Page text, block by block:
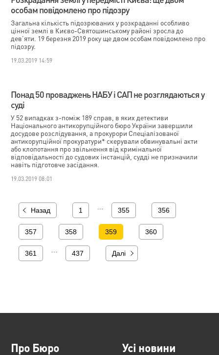
особам повідомлено про підозру
Загальна кількість підозрюваних у розкраданні особливо
цінної землі в Києво-Святошинському районі зросла до
дев’яти. 19 березня 2019 року ще двом особам повідомлено про
підозру.
19.03.2019 14:59
Понад 50 проваджень НАБУ і САП не розглядаються у
суді
У 52 випадках з-поміж 189 справ, в яких детективи
Національного антикорупційного бюро України завершили
досудове розслідування, а прокурори Спеціалізованої
антикорупційної прокуратури* скерували обвинувальні акти
або клопотання про звільнення від кримінальної
відповідальності до судових інстанцій, судді не призначили
навіть підготовче засідання.
19.03.2019 08:01
Назад 1 355 356
357 358 359 360
361 437 Далі
Про Бюро Усі новини